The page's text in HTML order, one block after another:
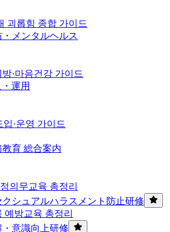
괴롭힘 종합 가이드
・メンタルヘルス
·마음건강 가이드
運用
입·운영 가이드
育 総合案内
의무교육 총정리
シュアルハラスメント防止研修
예방교육 총정리
・意識向上研修